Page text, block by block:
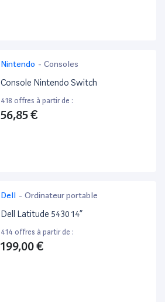
Nintendo - Consoles
Console Nintendo Switch
418 offres à partir de :
56,85 €
Dell - Ordinateur portable
Dell Latitude 5430 14”
414 offres à partir de :
199,00 €